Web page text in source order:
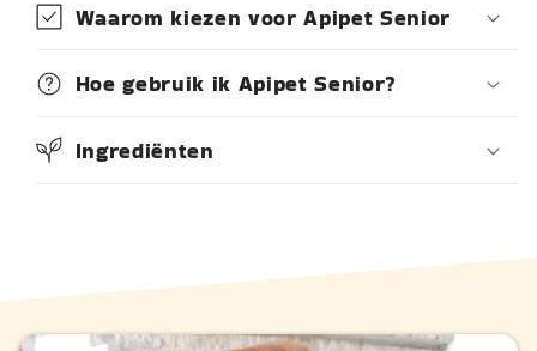
Waarom kiezen voor Apipet Senior
Hoe gebruik ik Apipet Senior?
Ingrediënten